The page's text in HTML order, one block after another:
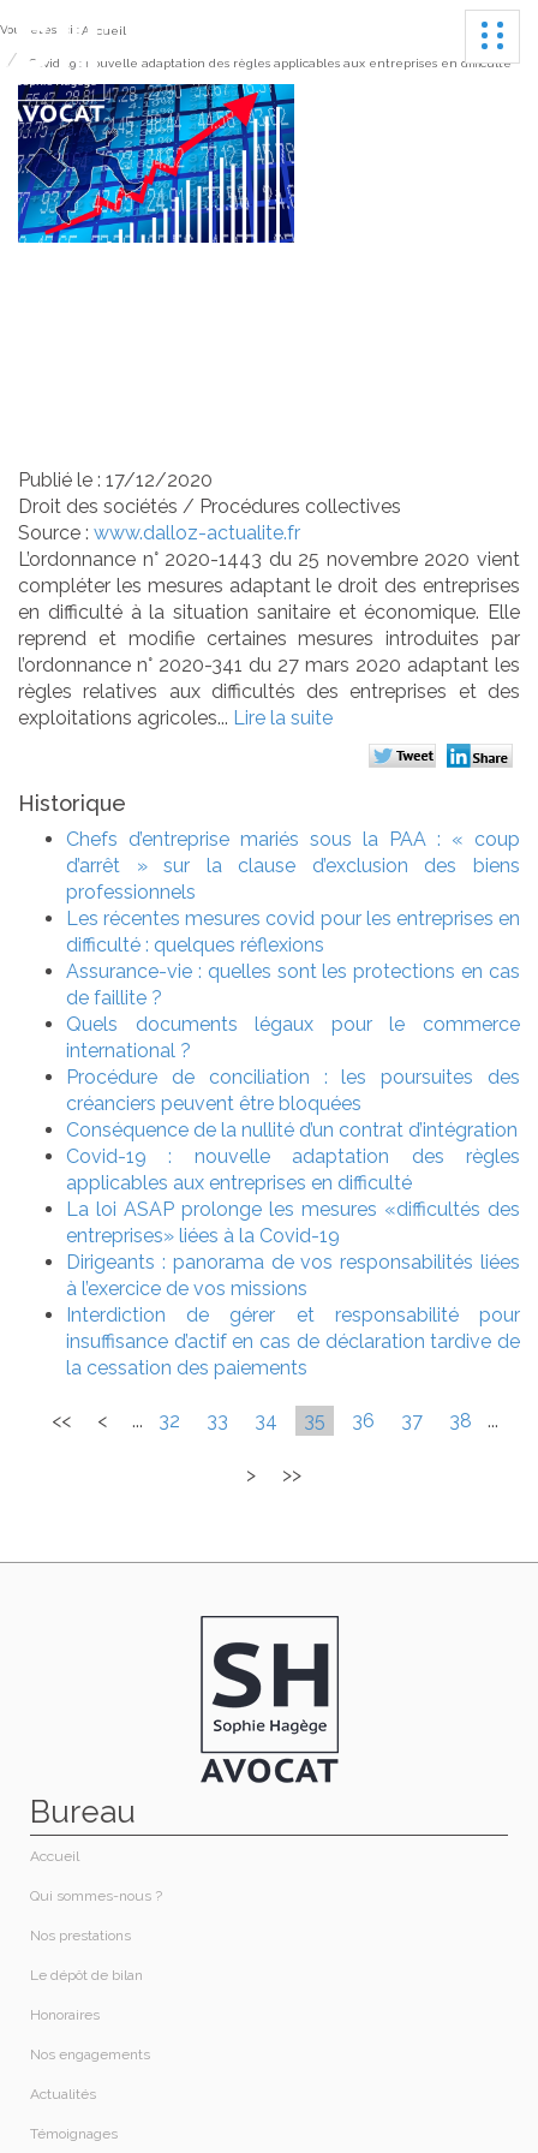
Vous êtes ici :Accueil
Covid-19 : nouvelle adaptation des règles applicables aux entreprises en difficulté
Publié le : 17/12/2020
Droit des sociétés / Procédures collectives
Source : www.dalloz-actualite.fr
L’ordonnance n° 2020-1443 du 25 novembre 2020 vient
compléter les mesures adaptant le droit des entreprises
en difficulté à la situation sanitaire et économique. Elle
reprend et modifie certaines mesures introduites par
l’ordonnance n° 2020-341 du 27 mars 2020 adaptant les
règles relatives aux difficultés des entreprises et des
exploitations agricoles... Lire la suite
Historique
Chefs d’entreprise mariés sous la PAA : « coup
d’arrêt » sur la clause d’exclusion des biens
professionnels
Les récentes mesures covid pour les entreprises en
difficulté : quelques réflexions
Assurance-vie : quelles sont les protections en cas
de faillite ?
Quels documents légaux pour le commerce
international ?
Procédure de conciliation : les poursuites des
créanciers peuvent être bloquées
Conséquence de la nullité d’un contrat d’intégration
Covid-19 : nouvelle adaptation des règles
applicables aux entreprises en difficulté
La loi ASAP prolonge les mesures «difficultés des
entreprises» liées à la Covid-19
Dirigeants : panorama de vos responsabilités liées
à l’exercice de vos missions
Interdiction de gérer et responsabilité pour
insuffisance d’actif en cas de déclaration tardive de
la cessation des paiements
<< < ... 32 33 34 35 36 37 38 ...
> >>
Bureau
Accueil
Qui sommes-nous ?​
Nos prestations​
Le dépôt de bilan
Honoraires​
Nos engagements
Actualités
Témoignages